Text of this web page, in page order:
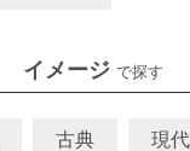
イメージ で探す
古典 現